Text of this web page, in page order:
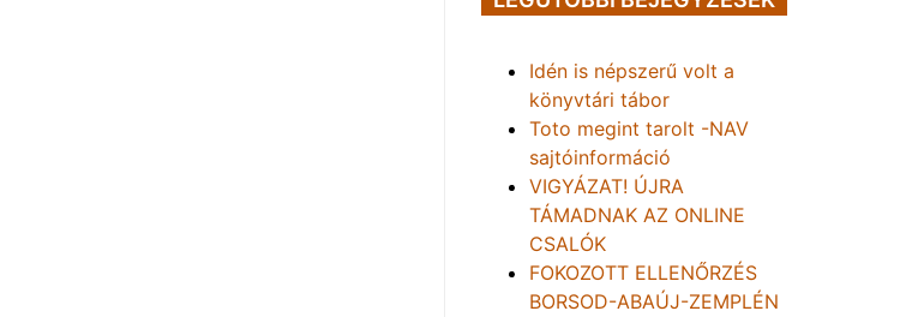
Idén is népszerű volt a
könyvtári tábor
Toto megint tarolt -NAV
sajtóinformáció
VIGYÁZAT! ÚJRA
TÁMADNAK AZ ONLINE
CSALÓK
FOKOZOTT ELLENŐRZÉS
BORSOD-ABAÚJ-ZEMPLÉN